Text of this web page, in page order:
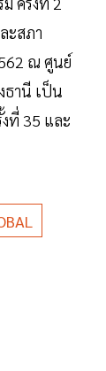
ะสภา
ณ ศูนย์
ธานี เป็น
ที่ 35 และ